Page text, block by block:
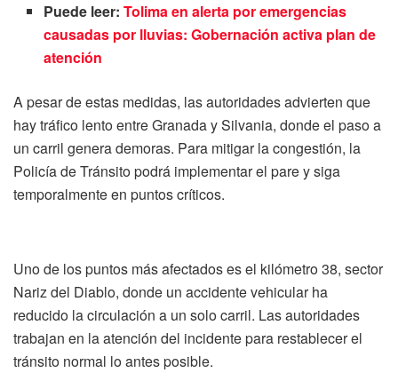
Puede leer:Tolima en alerta por emergencias
causadas por lluvias: Gobernación activa plan de
atención
A pesar de estas medidas, las autoridades advierten que
hay tráfico lento entre Granada y Silvania, donde el paso a
un carril genera demoras. Para mitigar la congestión, la
Policía de Tránsito podrá implementar el pare y siga
temporalmente en puntos críticos.
Uno de los puntos más afectados es el kilómetro 38, sector
Nariz del Diablo, donde un accidente vehicular ha
reducido la circulación a un solo carril. Las autoridades
trabajan en la atención del incidente para restablecer el
tránsito normal lo antes posible.